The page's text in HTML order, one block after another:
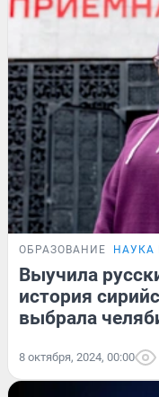
ОБРАЗОВАНИЕ НАУКА
Выучила
история
выбрала
8 октября, 2024, 00:00